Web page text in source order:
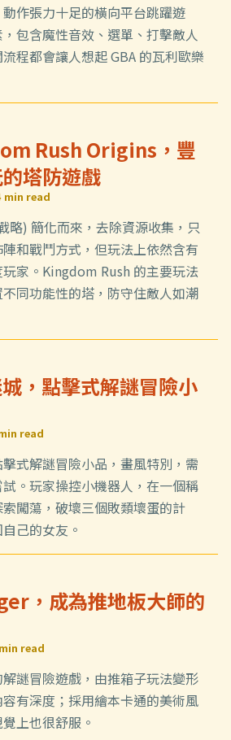
作張力十足的橫向平台跳躍遊
包含魔性音效、選單、打擊敵人
程都會讓人想起 GBA 的瓦利歐樂
Rush Origins，豐
塔防遊戲
min read
略) 簡化而來，去除資源收集，只
和戰鬥方式，但玩法上依然含有
家。Kingdom Rush 的主要玩法
同功能性的塔，防守住敵人如潮
，點擊式解謎冒險小
read
式解謎冒險小品，畫風特別，需
。玩家操控小機器人，在一個稱
闖蕩，破壞三個敗類壞蛋的計
己的女友。
，成為推地板大師的
read
謎冒險遊戲，由推箱子玩法變形
有深度；採用繪本卡通的美術風
上也很舒服。